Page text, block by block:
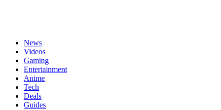
News
Videos
Gaming
Entertainment
Anime
Tech
Deals
Guides